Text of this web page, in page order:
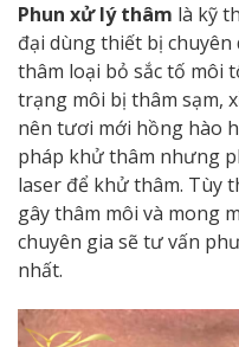
Phun xử lý thâm là kỹ
đại dùng thiết bị
thâm loại bỏ sắc tố môi
trạng môi bị thâm sạm,
nên tươi mới hồng hào
pháp khử thâm nhưng
laser để khử thâm. Tùy
gây thâm môi và mong
chuyên gia sẽ tư vấn
nhất.